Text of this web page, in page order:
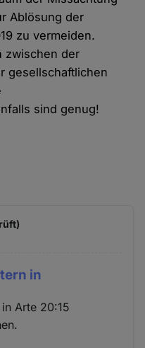
Ablösung der
zu vermeiden.
zwischen der
gesellschaftlichen
sind genug!
in
Arte 20:15